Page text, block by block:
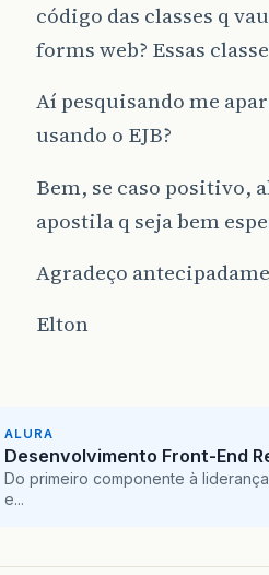
código das classes q
forms web? Essas
Aí pesquisando me
usando o EJB?
Bem, se caso positivo,
apostila q seja bem
Agradeço
Elton
ALURA
Desenvolvimento Front-End
Do primeiro componente à
e...